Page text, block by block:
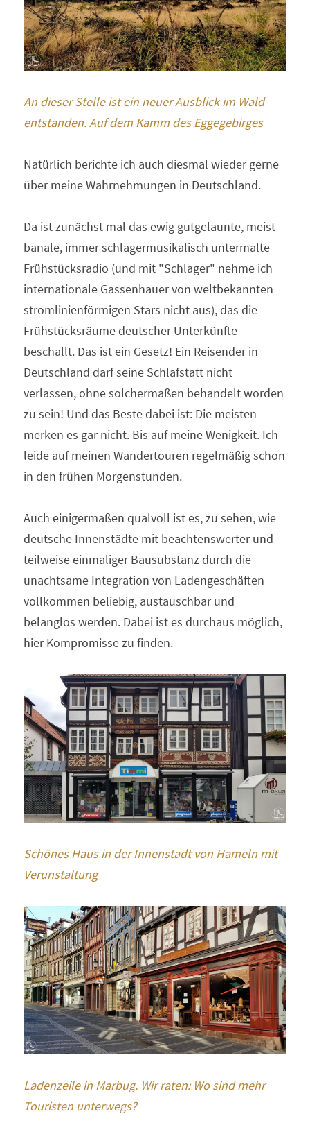
An dieser Stelle ist ein neuer Ausblick im Wald
entstanden. Auf dem Kamm des Eggegebirges
Natürlich berichte ich auch diesmal wieder gerne
über meine Wahrnehmungen in Deutschland.
Da ist zunächst mal das ewig gutgelaunte, meist
banale, immer schlagermusikalisch untermalte
Frühstücksradio (und mit "Schlager" nehme ich
internationale Gassenhauer von weltbekannten
stromlinienförmigen Stars nicht aus), das die
Frühstücksräume deutscher Unterkünfte
beschallt. Das ist ein Gesetz! Ein Reisender in
Deutschland darf seine Schlafstatt nicht
verlassen, ohne solchermaßen behandelt worden
zu sein! Und das Beste dabei ist: Die meisten
merken es gar nicht. Bis auf meine Wenigkeit. Ich
leide auf meinen Wandertouren regelmäßig schon
in den frühen Morgenstunden.
Auch einigermaßen qualvoll ist es, zu sehen, wie
deutsche Innenstädte mit beachtenswerter und
teilweise einmaliger Bausubstanz durch die
unachtsame Integration von Ladengeschäften
vollkommen beliebig, austauschbar und
belanglos werden. Dabei ist es durchaus möglich,
hier Kompromisse zu finden.
Schönes Haus in der Innenstadt von Hameln mit
Verunstaltung
Ladenzeile in Marbug. Wir raten: Wo sind mehr
Touristen unterwegs?